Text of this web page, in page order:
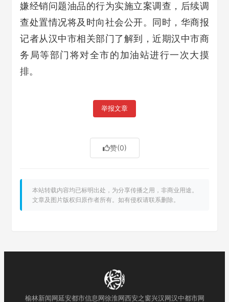
嫌经销问题油品的行为实施立案调查，后续调
查处置情况将及时向社会公开。同时，华商报
记者从汉中市相关部门了解到，近期汉中市商
务局等部门将对全市的加油站进行一次大摸
排。
举报文章
赞(0)
本站转载内容均已标明出处，为分享传播之用，非商业用途。
文章及图片版权归原作者所有。如有侵权请联系删除。
榆林新闻网延安都市信息网徐淮网西安之窗兴汉网汉中都市网